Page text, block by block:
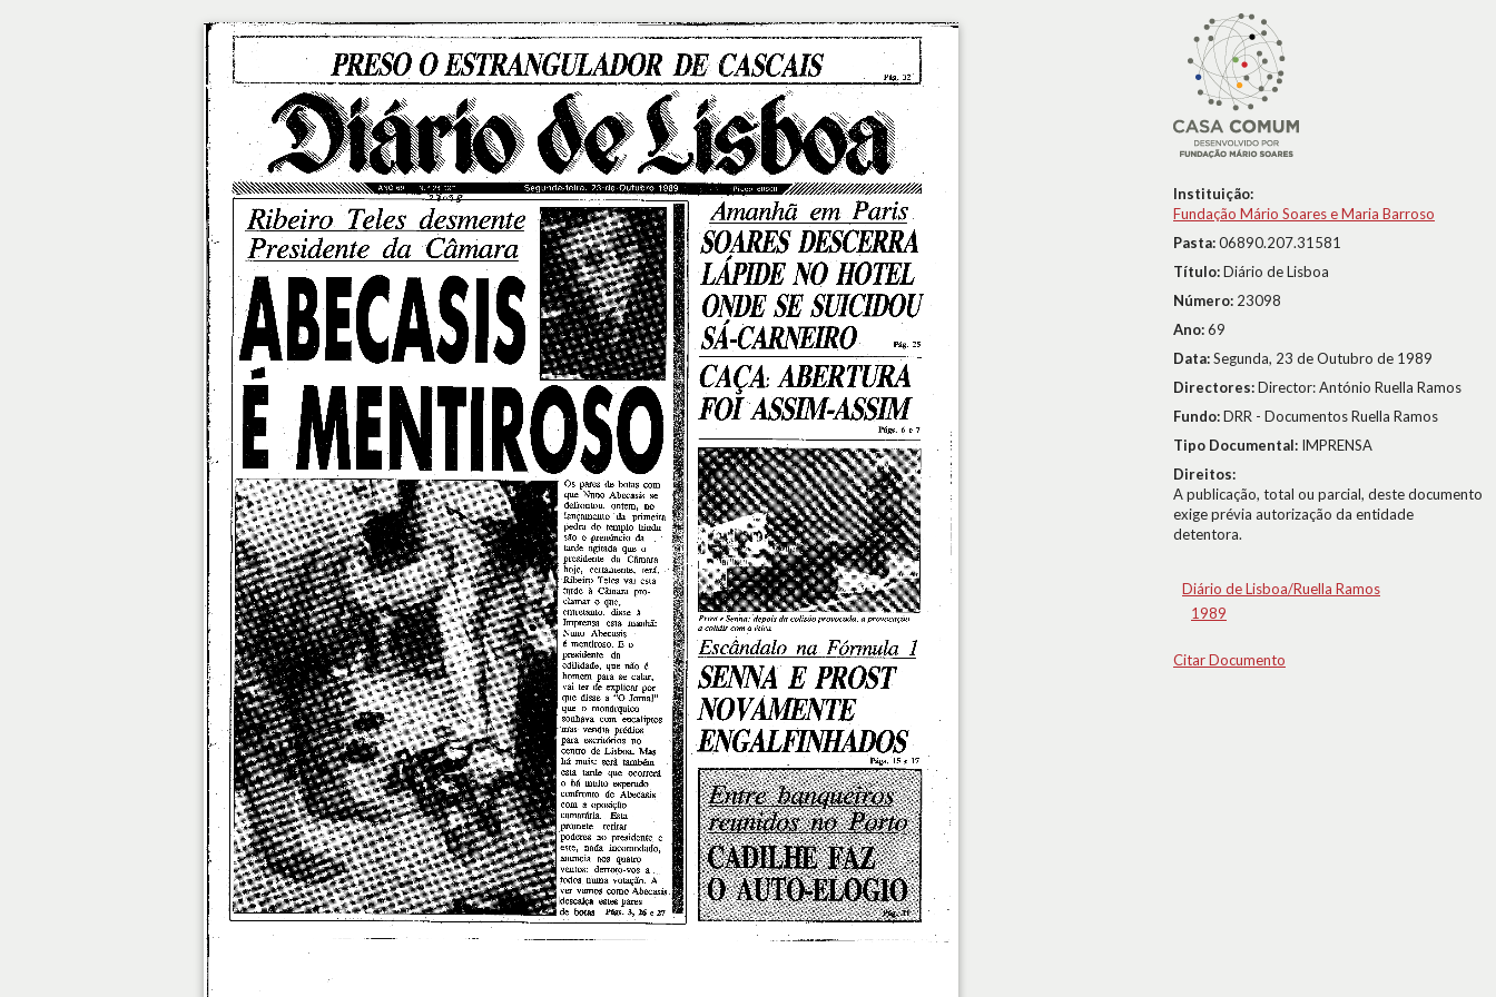
Instituição:
Fundação Mário Soares e Maria Barroso
Pasta:06890.207.31581
Título:Diário de Lisboa
Número: 23098
Ano:69
Data:Segunda, 23 de Outubro de 1989
Directores:Director: António Ruella Ramos
Fundo:DRR - Documentos Ruella Ramos
Tipo Documental: IMPRENSA
Direitos:
A publicação, total ou parcial, deste documento
exige prévia autorização da entidade
detentora.
Diário de Lisboa/Ruella Ramos
1989
Citar Documento